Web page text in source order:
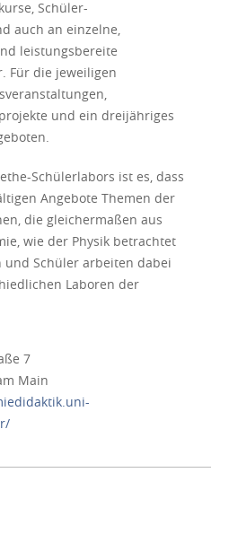
Schüler-
auch an einzelne,
leistungsbereite
Für die jeweiligen
und ein dreijähriges
Schülerlabors ist es, dass
Angebote Themen der
die gleichermaßen aus
wie der Physik betrachtet
Schüler arbeiten dabei
Laboren der
7
Main